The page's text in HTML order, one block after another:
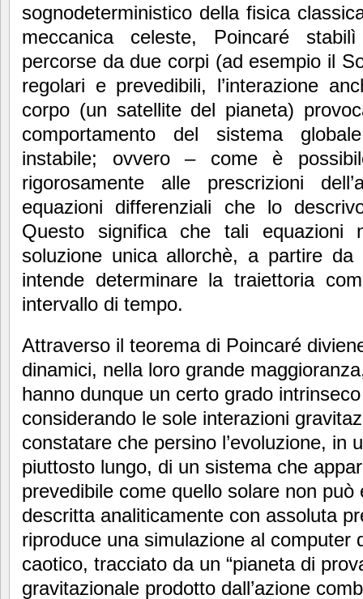
sognodeterministico della fisica
meccanica celeste, Poincaré
percorse da due corpi (ad esempio il
regolari e prevedibili, l’interazione
corpo (un satellite del pianeta)
comportamento del sistema
instabile; ovvero – come è
rigorosamente alle prescrizioni
equazioni differenziali che lo
Questo significa che tali equazioni
soluzione unica allorchè, a partire
intende determinare la traiettoria
intervallo di tempo.
Attraverso il teorema di Poincaré
dinamici, nella loro grande
hanno dunque un certo grado
considerando le sole interazioni
constatare che persino l’evoluzione, in
piuttosto lungo, di un sistema che
prevedibile come quello solare non
descritta analiticamente con assoluta
riproduce una simulazione al computer
caotico, tracciato da un “pianeta di
gravitazionale prodotto dall’azione